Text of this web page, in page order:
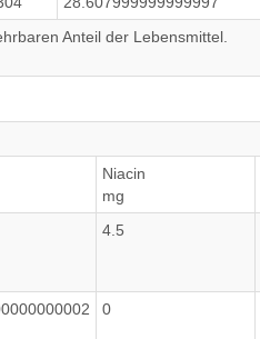
Anteil der Lebensmittel.
Niacin
mg
4.5
0